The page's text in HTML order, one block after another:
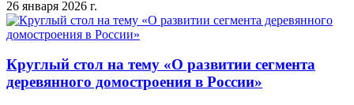
26 января 2026 г.
Круглый стол на тему «О развитии сегмента
деревянного домостроения в России»